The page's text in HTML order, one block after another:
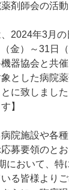
剤師会の活
2024年3月の
金）～31日
器協会と共
とした病院
に致しまし
】
院施設や各
募要領のと
において、特
る皆様より